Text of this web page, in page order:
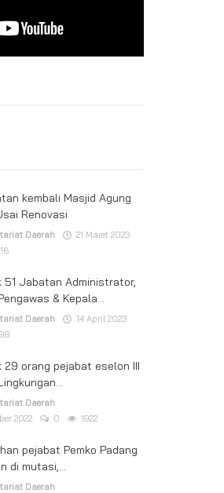
kembali Masjid Agung
Renovasi
Daerah
21 Maret 2023
51 Jabatan Administrator,
& Kepala...
Daerah
14 April 2023
29 orang pejabat eselon III
Daerah
2022
0 1922
pejabat Pemko Padang
di mutasi,...
Daerah